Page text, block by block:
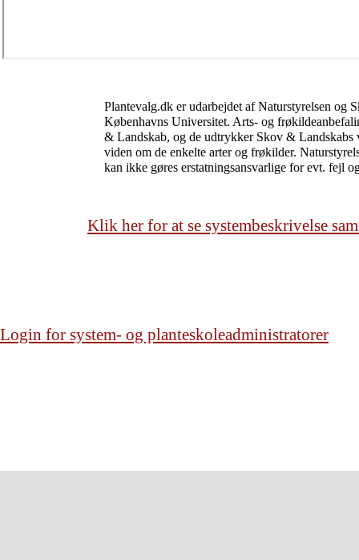
Plantevalg.dk er udarbejdet af Naturstyrelsen og
Københavns Universitet. Arts- og
& Landskab, og de udtrykker Skov &
viden om de enkelte arter og frøkilder.
kan ikke gøres erstatningsansvarlige for evt. fejl
Klik her for at se systembeskrivelse
Login for system- og planteskoleadministratorer